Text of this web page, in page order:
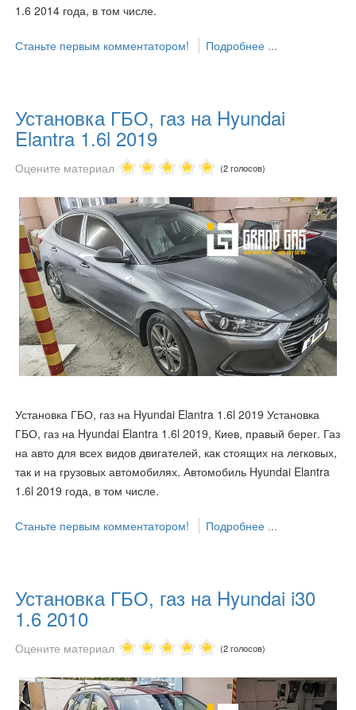
1.6 2014 года, в том числе.
Станьте первым комментатором! Подробнее ...
Установка ГБО, газ на Hyundai
Elantra 1.6l 2019
Оцените материал (2 голосов)
Установка ГБО, газ на Hyundai Elantra 1.6l 2019 Установка
ГБО, газ на Hyundai Elantra 1.6l 2019, Киев, правый берег. Газ
на авто для всех видов двигателей, как стоящих на легковых,
так и на грузовых автомобилях. Автомобиль Hyundai Elantra
1.6l 2019 года, в том числе.
Станьте первым комментатором! Подробнее ...
Установка ГБО, газ на Hyundai i30
1.6 2010
Оцените материал (2 голосов)